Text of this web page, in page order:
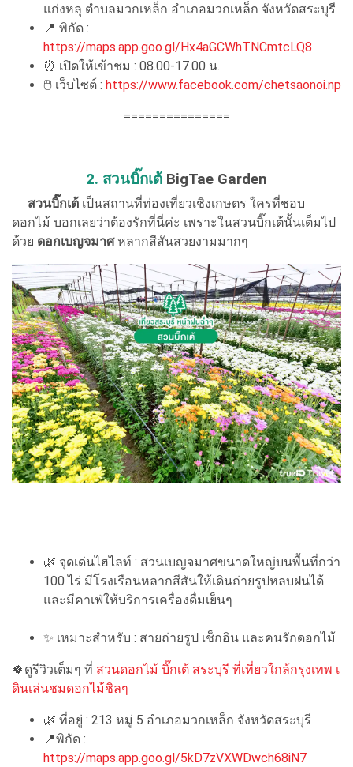
แก่งหลุ ตำบลมวกเหล็ก อำเภอมวกเหล็ก จังหวัดสระบุรี
📍 พิกัด :
https://maps.app.goo.gl/Hx4aGCWhTNCmtcLQ8
⏰ เปิดให้เข้าชม : 08.00-17.00 น.
🖱 เว็บไซต์ : https://www.facebook.com/chetsaonoi.np
===============
2. สวนบิ๊กเต้ BigTae Garden
สวนบิ๊กเต้ เป็นสถานที่ท่องเที่ยวเชิงเกษตร ใครที่ชอบ
ดอกไม้ บอกเลยว่าต้องรักที่นี่ค่ะ เพราะในสวนบิ๊กเต้นั้นเต็มไป
ด้วย ดอกเบญจมาศหลากสีสันสวยงามมากๆ
🌿 จุดเด่นไฮไลท์ : สวนเบญจมาศขนาดใหญ่บนพื้นที่กว่า
100 ไร่ มีโรงเรือนหลากสีสันให้เดินถ่ายรูปหลบฝนได้
และมีคาเฟ่ให้บริการเครื่องดื่มเย็นๆ
✨ เหมาะสำหรับ : สายถ่ายรูป เช็กอิน และคนรักดอกไม้
🍀ดูรีวิวเต็มๆ ที่ สวนดอกไม้ บิ๊กเต้ สระบุรี ที่เที่ยวใกล้กรุงเทพ เ
ดินเล่นชมดอกไม้ชิลๆ
🌿 ที่อยู่ : 213 หมู่ 5 อำเภอมวกเหล็ก จังหวัดสระบุรี
📍พิกัด :
https://maps.app.goo.gl/5kD7zVXWDwch68iN7